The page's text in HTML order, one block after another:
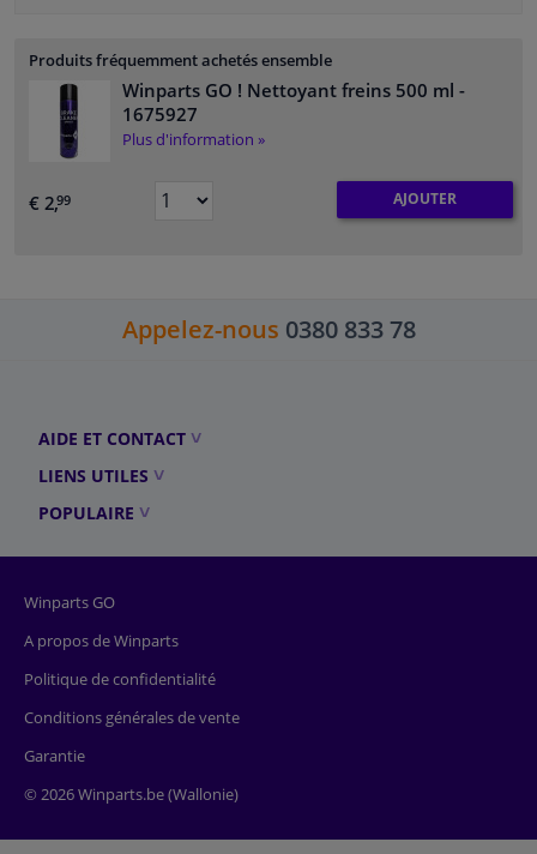
Produits fréquemment achetés ensemble
Winparts GO ! Nettoyant freins 500 ml -
1675927
Plus d'information »
€ 2,99 AJOUTER
Appelez-nous 0380 833 78
AIDE ET CONTACT
LIENS UTILES
POPULAIRE
Winparts GO
A propos de Winparts
Politique de confidentialité
Conditions générales de vente
Garantie
© 2026 Winparts.be (Wallonie)